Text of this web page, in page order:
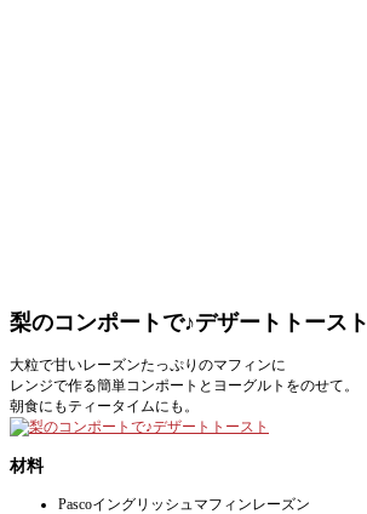
梨のコンポートで♪デザートトースト
大粒で甘いレーズンたっぷりのマフィンに
レンジで作る簡単コンポートとヨーグルトをのせて。
朝食にもティータイムにも。
材料
Pascoイングリッシュマフィンレーズン